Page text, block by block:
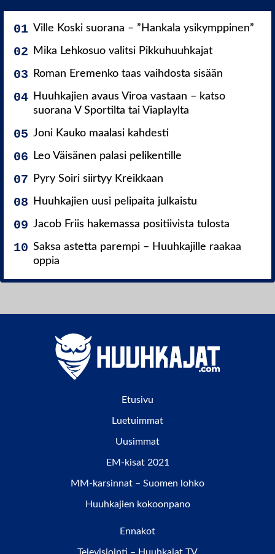
Ville Koski suorana – ”Hankala ysikymppinen”
Mika Lehkosuo valitsi Pikkuhuuhkajat
Roman Eremenko taas vaihdosta sisään
Huuhkajien avaus Viroa vastaan – katso
suorana V Sportilta tai Viaplaylta
Joni Kauko maalasi kahdesti
Leo Väisänen palasi pelikentille
Pyry Soiri siirtyy Kreikkaan
Huuhkajien uusi pelipaita julkaistu
Jacob Friis hakemassa positiivista tulosta
Saksa astetta parempi – Huuhkajille raakaa
oppia
Etusivu
Luetuimmat
Uusimmat
EM-kisat 2021
MM-karsinnat – Suomen lohko
Huuhkajien kokoonpano
Ennakot